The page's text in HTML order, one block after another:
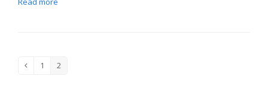
Previous
Page
1 Page
2